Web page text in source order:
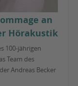
an
Hörakustik
100-jährigen
Team des
Andreas Becker